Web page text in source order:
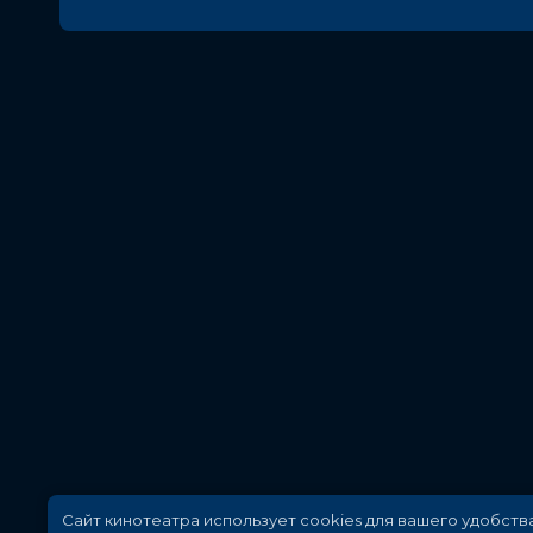
Сайт кинотеатра использует cookies для вашего